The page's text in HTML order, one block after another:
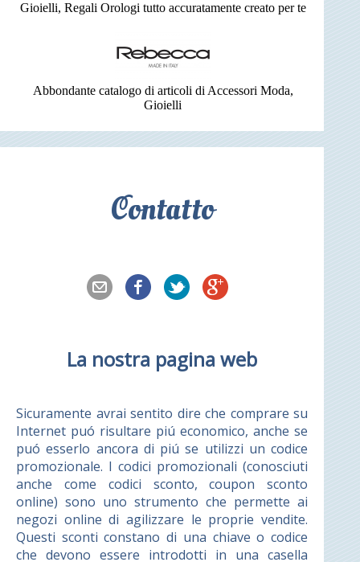
Gioielli, Regali Orologi tutto accuratamente creato per te
Abbondante catalogo di articoli di Accessori Moda,
Gioielli
Contatto
La nostra pagina web
Sicuramente avrai sentito dire che comprare su
Internet puó risultare piú economico, anche se
puó esserlo ancora di piú se utilizzi un codice
promozionale. I codici promozionali (conosciuti
anche come codici sconto, coupon sconto
online) sono uno strumento che permette ai
negozi online di agilizzare le proprie vendite.
Questi sconti constano di una chiave o codice
che devono essere introdotti in una casella